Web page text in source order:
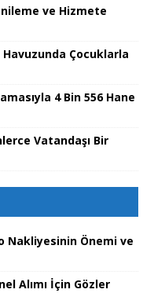
ve Hizmete
Çocuklarla
4 Bin 556 Hane
Vatandaşı Bir
Nakliyesinin Önemi ve
Alımı İçin Gözler